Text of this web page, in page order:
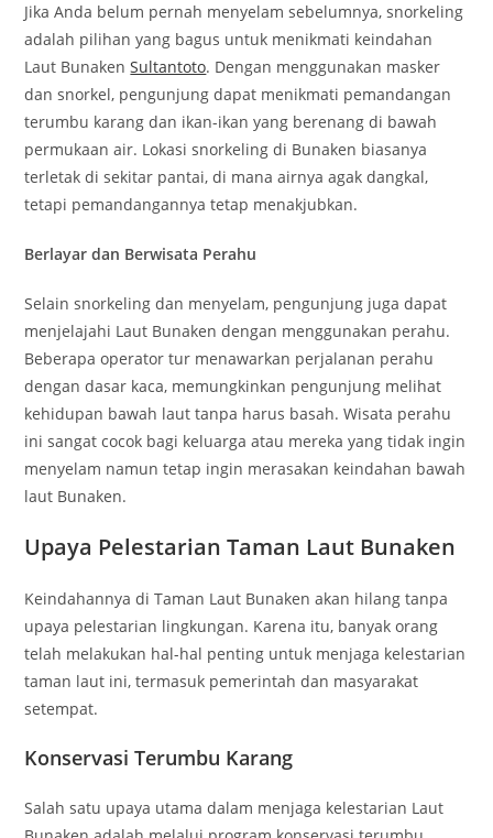
Jika Anda belum pernah menyelam sebelumnya, snorkeling
adalah pilihan yang bagus untuk menikmati keindahan
Laut BunakenSultantoto. Dengan menggunakan masker
dan snorkel, pengunjung dapat menikmati pemandangan
terumbu karang dan ikan-ikan yang berenang di bawah
permukaan air. Lokasi snorkeling di Bunaken biasanya
terletak di sekitar pantai, di mana airnya agak dangkal,
tetapi pemandangannya tetap menakjubkan.
Berlayar dan Berwisata Perahu
Selain snorkeling dan menyelam, pengunjung juga dapat
menjelajahi Laut Bunaken dengan menggunakan perahu.
Beberapa operator tur menawarkan perjalanan perahu
dengan dasar kaca, memungkinkan pengunjung melihat
kehidupan bawah laut tanpa harus basah. Wisata perahu
ini sangat cocok bagi keluarga atau mereka yang tidak ingin
menyelam namun tetap ingin merasakan keindahan bawah
laut Bunaken.
Upaya Pelestarian Taman Laut Bunaken
Keindahannya di Taman Laut Bunaken akan hilang tanpa
upaya pelestarian lingkungan. Karena itu, banyak orang
telah melakukan hal-hal penting untuk menjaga kelestarian
taman laut ini, termasuk pemerintah dan masyarakat
setempat.
Konservasi Terumbu Karang
Salah satu upaya utama dalam menjaga kelestarian Laut